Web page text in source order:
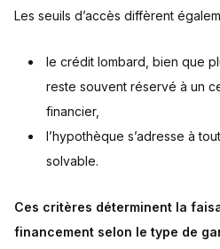
Les seuils d’accès diffèrent
le crédit lombard, bien que
reste souvent réservé à un
financier,
l’hypothèque s’adresse à
solvable.
Ces critères déterminent la
financement selon le type de